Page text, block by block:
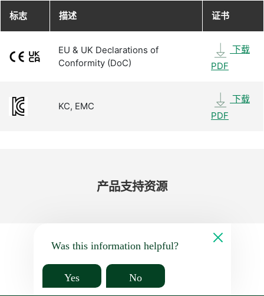
标志 描述 证书
EU & UK Declarations of
Conformity (DoC)
下载
PDF
KC, EMC
下载
PDF
产品​支持​资源
Was this information helpful?
Yes No